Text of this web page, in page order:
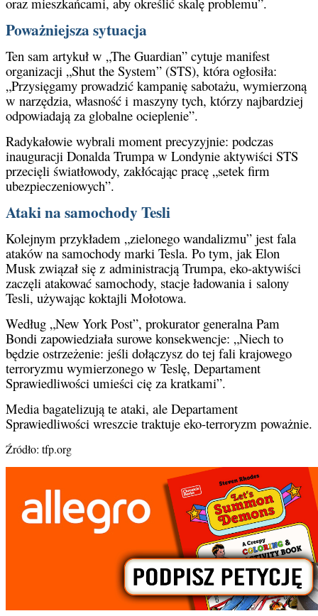
Poważniejsza sytuacja
Ten sam artykuł w „The Guardian” cytuje manifest
organizacji „Shut the System” (STS), która ogłosiła:
„Przysięgamy prowadzić kampanię sabotażu, wymierzoną
w narzędzia, własność i maszyny tych, którzy najbardziej
odpowiadają za globalne ocieplenie”.
Radykałowie wybrali moment precyzyjnie: podczas
inauguracji Donalda Trumpa w Londynie aktywiści STS
przecięli światłowody, zakłócając pracę „setek firm
ubezpieczeniowych”.
Ataki na samochody Tesli
Kolejnym przykładem „zielonego wandalizmu” jest fala
ataków na samochody marki Tesla. Po tym, jak Elon
Musk związał się z administracją Trumpa, eko-aktywiści
zaczęli atakować samochody, stacje ładowania i salony
Tesli, używając koktajli Mołotowa.
Według „New York Post”, prokurator generalna Pam
Bondi zapowiedziała surowe konsekwencje: „Niech to
będzie ostrzeżenie: jeśli dołączysz do tej fali krajowego
terroryzmu wymierzonego w Teslę, Departament
Sprawiedliwości umieści cię za kratkami”.
Media bagatelizują te ataki, ale Departament
Sprawiedliwości wreszcie traktuje eko-terroryzm poważnie.
Źródło: tfp.org